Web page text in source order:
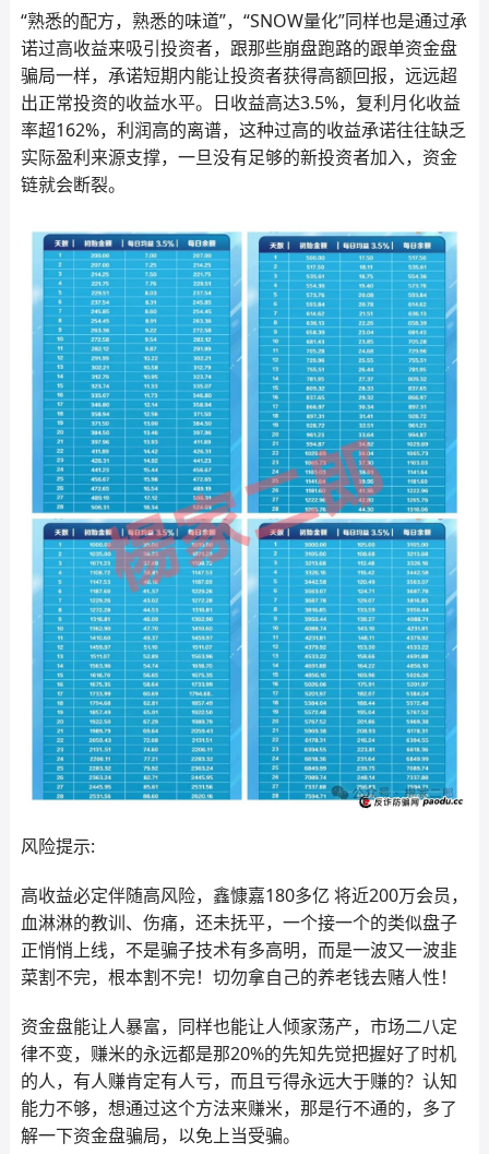
“熟悉的配方，熟悉的味道”，“SNOW量化”同样也是通过承
诺过高收益来吸引投资者，跟那些崩盘跑路的跟单资金盘
骗局一样，承诺短期内能让投资者获得高额回报，远远超
出正常投资的收益水平。日收益高达3.5%，复利月化收益
率超162%，利润高的离谱，这种过高的收益承诺往往缺乏
实际盈利来源支撑，一旦没有足够的新投资者加入，资金
链就会断裂。
风险提示:
高收益必定伴随高风险，鑫慷嘉180多亿 将近200万会员，
血淋淋的教训、伤痛，还未抚平，一个接一个的类似盘子
正悄悄上线，不是骗子技术有多高明，而是一波又一波韭
菜割不完，根本割不完！切勿拿自己的养老钱去赌人性！
资金盘能让人暴富，同样也能让人倾家荡产，市场二八定
律不变，赚米的永远都是那20%的先知先觉把握好了时机
的人，有人赚肯定有人亏，而且亏得永远大于赚的？认知
能力不够，想通过这个方法来赚米，那是行不通的，多了
解一下资金盘骗局，以免上当受骗。